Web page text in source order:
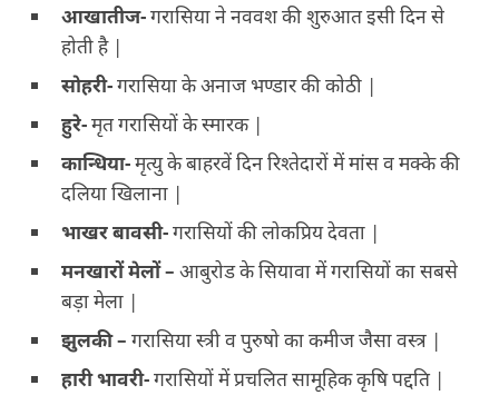
आखातीज-गरासिया ने नववश की शुरुआत इसी दिन से
होती है |
सोहरी-गरासिया के अनाज भण्डार की कोठी |
हुरे-मृत गरासियों के स्मारक |
कान्धिया-मृत्यु के बाहरवें दिन रिश्तेदारों में मांस व मक्के की
दलिया खिलाना |
भाखर बावसी-गरासियों की लोकप्रिय देवता |
मनखारों मेलों – आबुरोड के सियावा में गरासियों का सबसे
बड़ा मेला |
झुलकी – गरासिया स्त्री व पुरुषो का कमीज जैसा वस्त्र |
हारी भावरी-गरासियों में प्रचलित सामूहिक कृषि पद्दति |